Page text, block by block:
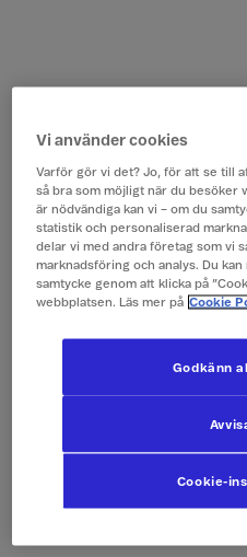
Vi använder cookies
Varför gör vi det? Jo, för att se till
så bra som möjligt när du besöker
är nödvändiga kan vi – om du
statistik och personaliserad
delar vi med andra företag som vi
marknadsföring och analys. Du
samtycke genom att klicka på
webbplatsen. Läs mer på Cookie
Cookie-
Godkänn